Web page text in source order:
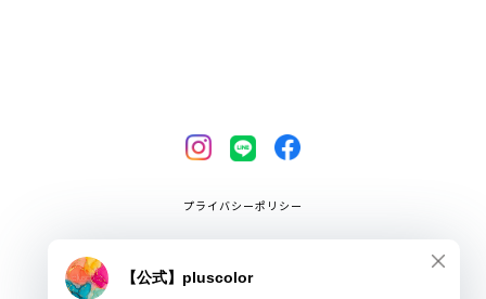
プライバシーポリシー